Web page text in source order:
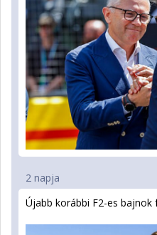
2 napja
Újabb korábbi F2-es